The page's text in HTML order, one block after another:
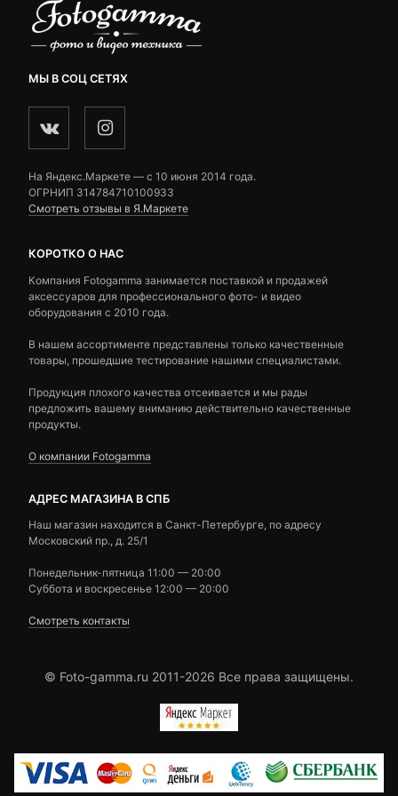
МЫ В СОЦ СЕТЯХ
На Яндекс.Маркете — c 10 июня 2014 года.
ОГРНИП 314784710100933
Смотреть отзывы в Я.Маркете
КОРОТКО О НАС
Компания Fotogamma занимается поставкой и продажей
аксессуаров для профессионального фото- и видео
оборудования с 2010 года.
В нашем ассортименте представлены только качественные
товары, прошедшие тестирование нашими специалистами.
Продукция плохого качества отсеивается и мы рады
предложить вашему вниманию действительно качественные
продукты.
О компании Fotogamma
АДРЕС МАГАЗИНА В СПБ
Наш магазин находится в Санкт-Петербурге, по адресу
Московский пр., д. 25/1
Понедельник-пятница 11:00 — 20:00
Суббота и воскресенье 12:00 — 20:00
Смотреть контакты
© Foto-gamma.ru 2011-2026 Все права защищены.